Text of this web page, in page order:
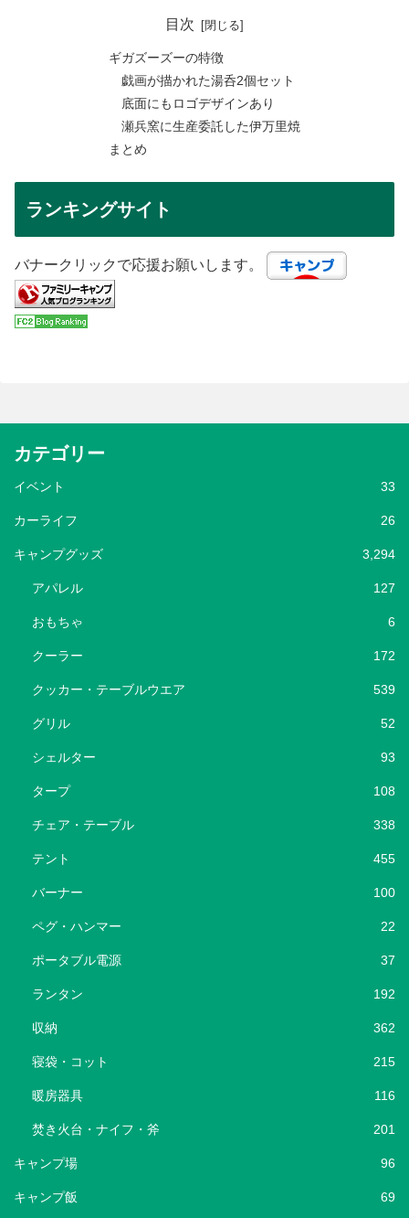
目次
ギガズーズーの特徴
戯画が描かれた湯呑2個セット
底面にもロゴデザインあり
瀬兵窯に生産委託した伊万里焼
まとめ
ランキングサイト
バナークリックで応援お願いします。
カテゴリー
イベント 33
カーライフ 26
キャンプグッズ 3,294
アパレル 127
おもちゃ 6
クーラー 172
クッカー・テーブルウエア 539
グリル 52
シェルター 93
タープ 108
チェア・テーブル 338
テント 455
バーナー 100
ペグ・ハンマー 22
ポータブル電源 37
ランタン 192
収納 362
寝袋・コット 215
暖房器具 116
焚き火台・ナイフ・斧 201
キャンプ場 96
キャンプ飯 69